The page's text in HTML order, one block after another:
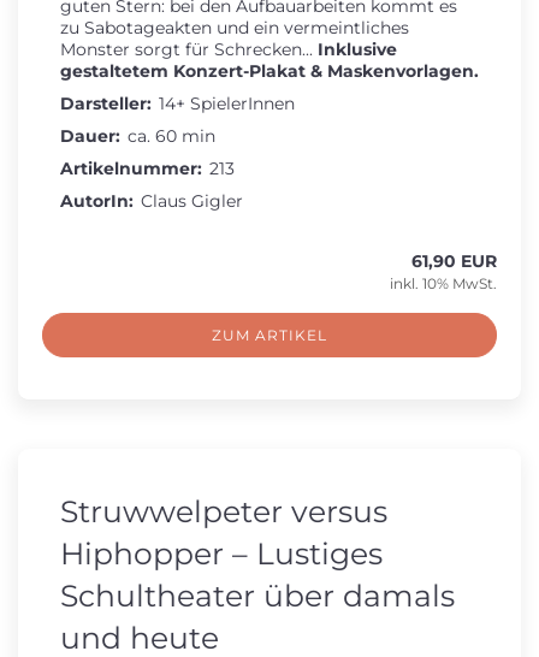
guten Stern: bei den Aufbauarbeiten kommt es
zu Sabotageakten und ein vermeintliches
Monster sorgt für Schrecken... Inklusive
gestaltetem Konzert-Plakat & Maskenvorlagen.
Darsteller: 14+ SpielerInnen
Dauer: ca. 60 min
Artikelnummer: 213
AutorIn: Claus Gigler
61,90 EUR
inkl. 10% MwSt.
ZUM ARTIKEL
Struwwelpeter versus
Hiphopper – Lustiges
Schultheater über damals
und heute